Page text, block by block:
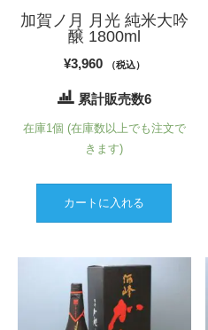
加賀ノ月 月光 純米大吟
醸 1800ml
¥3,960 （税込）
累計販売数6
在庫1個 (在庫数以上でも注文で
きます)
カートに入れる